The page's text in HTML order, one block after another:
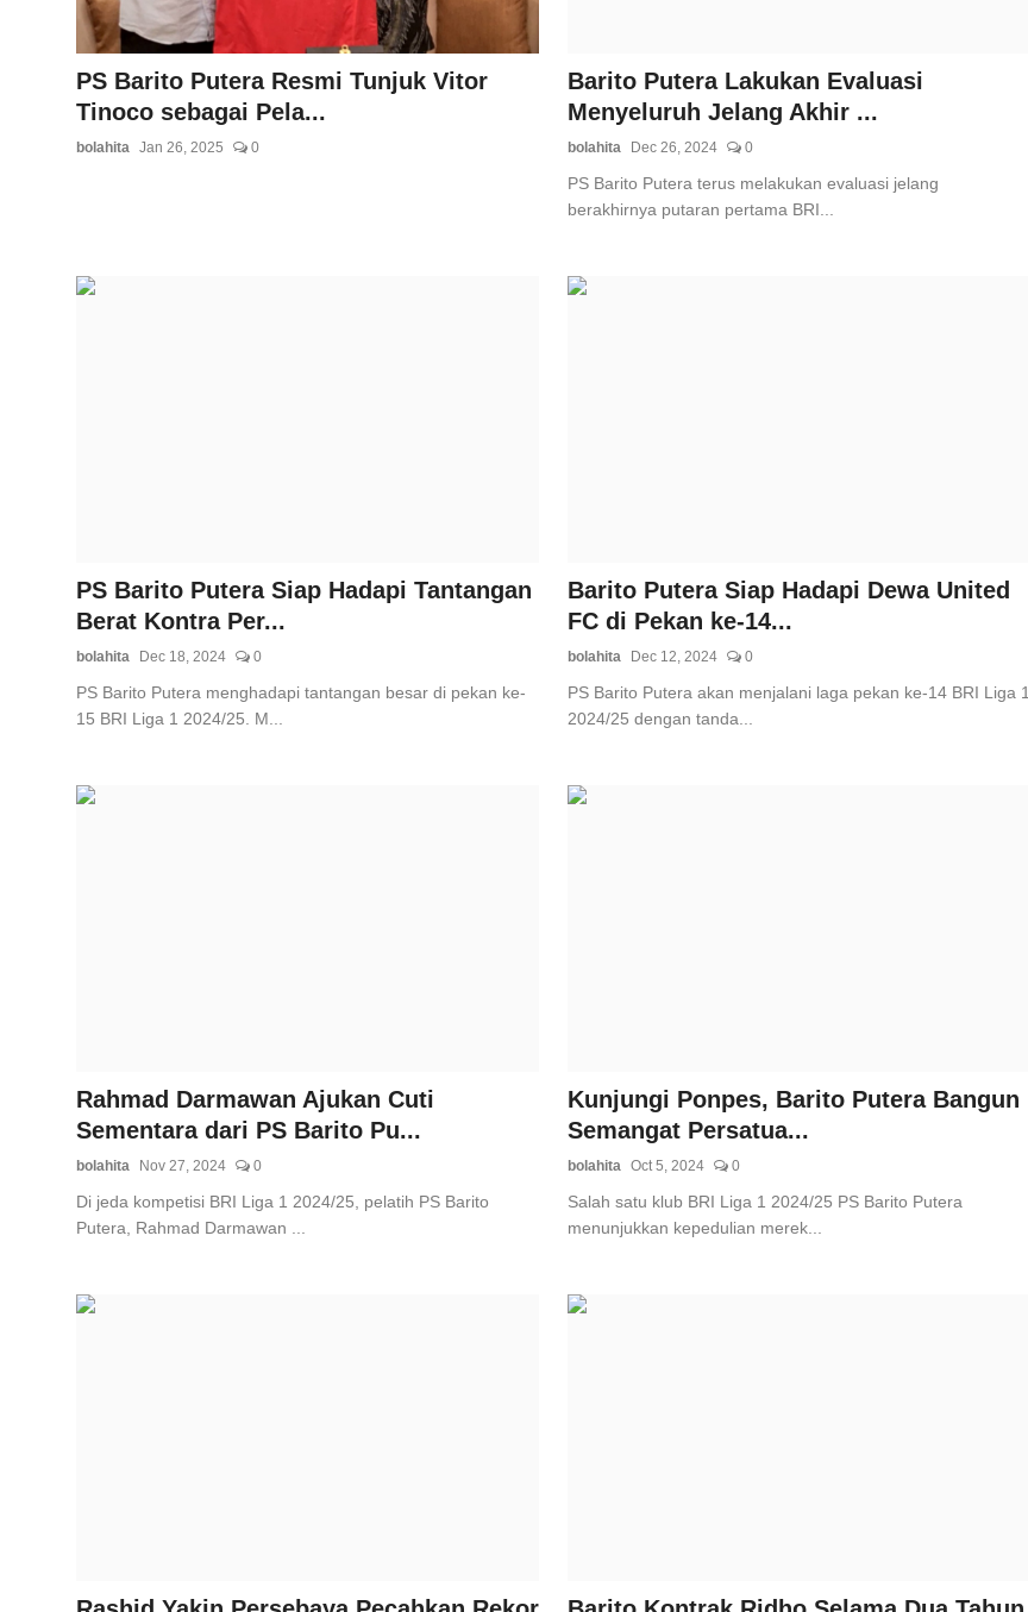
PS Barito Putera Resmi Tunjuk Vitor
Tinoco sebagai Pela...
bolahita Jan 26, 2025 0
Barito Putera Lakukan Evaluasi
Menyeluruh Jelang Akhir ...
bolahita Dec 26, 2024 0
PS Barito Putera terus melakukan evaluasi jelang
berakhirnya putaran pertama BRI...
PS Barito Putera Siap Hadapi Tantangan
Berat Kontra Per...
bolahita Dec 18, 2024 0
PS Barito Putera menghadapi tantangan besar di pekan ke-
15 BRI Liga 1 2024/25. M...
Barito Putera Siap Hadapi Dewa United
FC di Pekan ke-14...
bolahita Dec 12, 2024 0
PS Barito Putera akan menjalani laga pekan ke-14 BRI Liga 1
2024/25 dengan tanda...
Rahmad Darmawan Ajukan Cuti
Sementara dari PS Barito Pu...
bolahita Nov 27, 2024 0
Di jeda kompetisi BRI Liga 1 2024/25, pelatih PS Barito
Putera, Rahmad Darmawan ...
Kunjungi Ponpes, Barito Putera Bangun
Semangat Persatua...
bolahita Oct 5, 2024 0
Salah satu klub BRI Liga 1 2024/25 PS Barito Putera
menunjukkan kepedulian merek...